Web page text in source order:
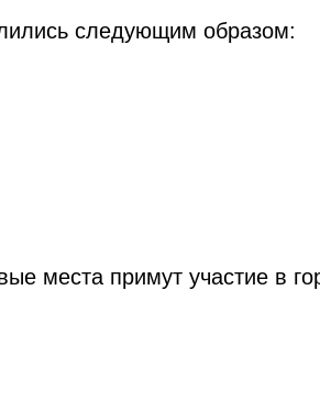
следующим образом:
места примут участие в